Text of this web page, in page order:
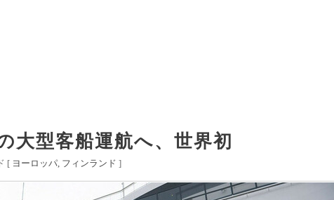
大型客船運航へ、世界初
[ ヨーロッパ フィンランド ]